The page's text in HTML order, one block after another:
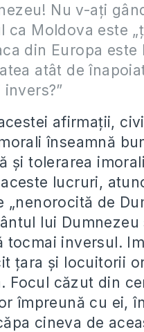
Nu v-aţi
ca Moldova este
din Europa este
atât de
afirmaţii,
înseamnă
şi tolerarea
lucruri,
„nenorocită de
lui Dumnezeu
tocmai inversul.
ţara şi locuitorii
Focul căzut din
împreună cu ei,
cineva de